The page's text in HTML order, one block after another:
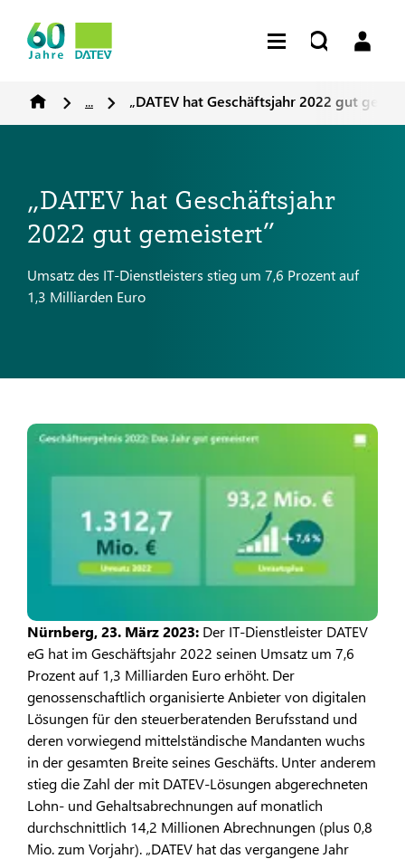
... „DATEV hat Geschäftsjahr 2022 gut
„DATEV hat Geschäftsjahr
2022 gut gemeistert”
Umsatz des IT-Dienstleisters stieg um 7,6 Prozent auf
1,3 Milliarden Euro
Nürnberg, 23. März 2023: Der IT-Dienstleister DATEV
eG hat im Geschäftsjahr 2022 seinen Umsatz um 7,6
Prozent auf 1,3 Milliarden Euro erhöht. Der
genossenschaftlich organisierte Anbieter von digitalen
Lösungen für den steuerberatenden Berufsstand und
deren vorwiegend mittelständische Mandanten wuchs
in der gesamten Breite seines Geschäfts. Unter anderem
stieg die Zahl der mit DATEV-Lösungen abgerechneten
Lohn- und Gehaltsabrechnungen auf monatlich
durchschnittlich 14,2 Millionen Abrechnungen (plus 0,8
Mio. zum Vorjahr). „DATEV hat das vergangene Jahr